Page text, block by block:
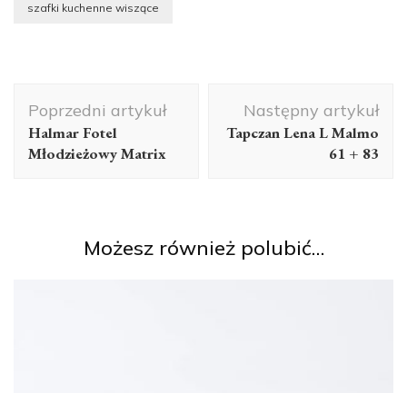
szafki kuchenne wiszące
wpisu
Poprzedni artykuł
Halmar Fotel
Młodzieżowy Matrix
Następny artykuł
Tapczan Lena L Malmo
61 + 83
Możesz również polubić…